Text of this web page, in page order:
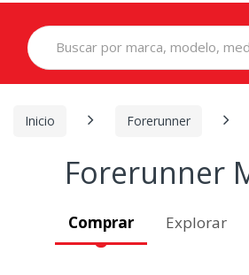
Search
for:
Inicio Forerunner
Forerunner
Comprar Explorar